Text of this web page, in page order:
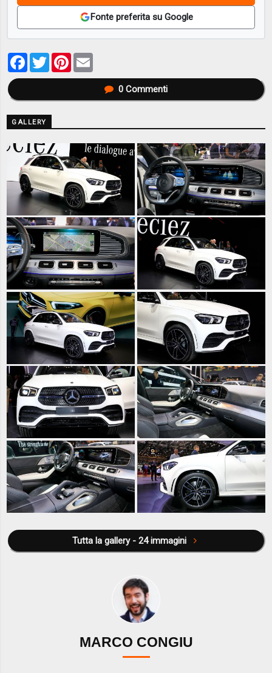
Fonte preferita su Google
Facebook
TwitterPinterest
0Commenti
GALLERY
Tutta la gallery - 24 immagini
MARCO CONGIU